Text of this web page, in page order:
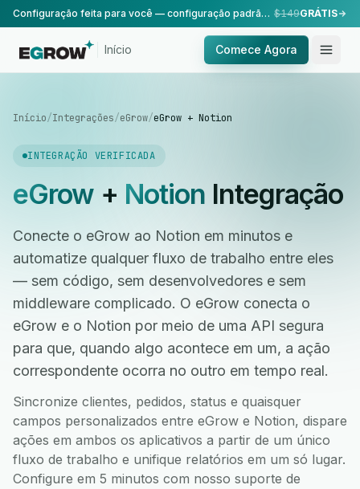
Configuração feita para você — configuração padrão, realizada pela nossa equipe. $149GRÁTIS
Início Comece Agora
Início/Integrações/eGrow/eGrow + Notion
INTEGRAÇÃO VERIFICADA
eGrow+ Notion Integração
Conecte o eGrow ao Notion em minutos e
automatize qualquer fluxo de trabalho entre eles
— sem código, sem desenvolvedores e sem
middleware complicado. O eGrow conecta o
eGrow e o Notion por meio de uma API segura
para que, quando algo acontece em um, a ação
correspondente ocorra no outro em tempo real.
Sincronize clientes, pedidos, status e quaisquer
campos personalizados entre eGrow e Notion, dispare
ações em ambos os aplicativos a partir de um único
fluxo de trabalho e unifique relatórios em um só lugar.
Configure em 5 minutos com nosso suporte de